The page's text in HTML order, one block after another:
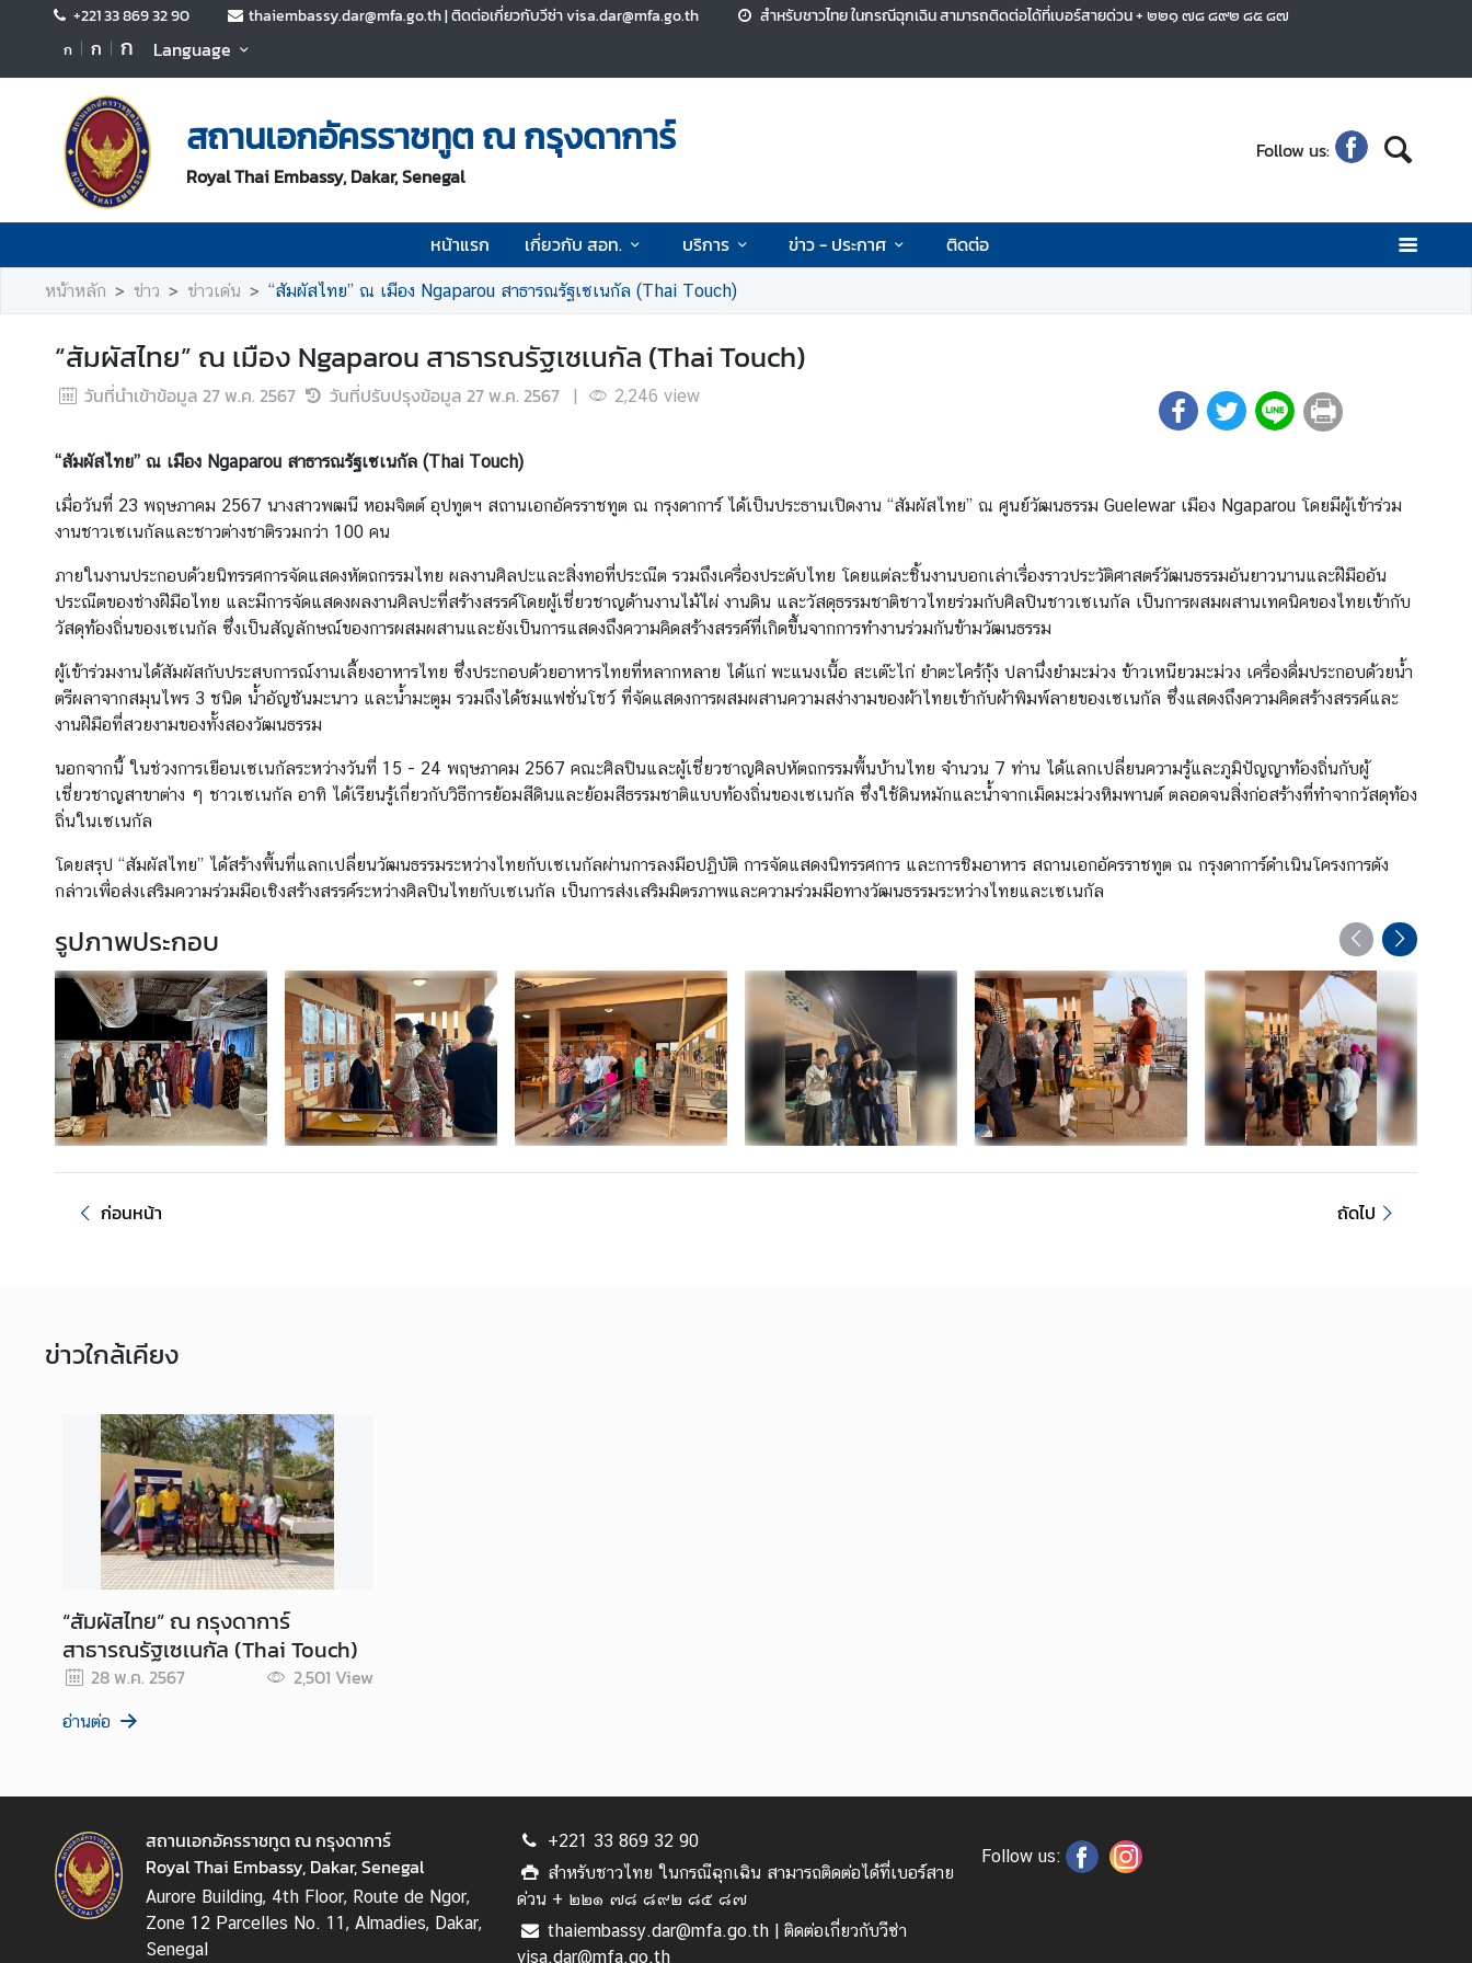
+221 33 869 32 90 thaiembassy.dar@mfa.go.th | ติดต่อเกี่ยวกับวีซ่า visa.dar@mfa.go.th สำหรับชาวไทย ในกรณีฉุกเฉิน สามารถติดต่อได้ที่เบอร์สายด่วน + ๒๒๑ ๗๘ ๘๙๒ ๘๕ ๘๗
ก ก ก Language
สถานเอกอัครราชทูต ณ กรุงดาการ์
Royal Thai Embassy, Dakar, Senegal
Follow us:
หน้าแรก เกี่ยวกับ สอท. บริการ ข่าว - ประกาศ ติดต่อ
ห
กี่
ย
กั
บ
ส
ท
ริ
ก
า
ร
ข่
า
ว
-
ร
ะ
า
ศ
ติ
ด
ต่
อ
หน้าหลัก ข่าว ข่าวเด่น “สัมผัสไทย” ณ เมือง Ngaparou สาธารณรัฐเซเนกัล (Thai Touch)
“สัมผัสไทย” ณ เมือง Ngaparou สาธารณรัฐเซเนกัล (Thai Touch)
วันที่นำเข้าข้อมูล 27 พ.ค. 2567 วันที่ปรับปรุงข้อมูล 27 พ.ค. 2567 | 2,246 view
“สัมผัสไทย” ณ เมือง Ngaparou สาธารณรัฐเซเนกัล (Thai Touch)
เมื่อวันที่ 23 พฤษภาคม 2567 นางสาวพฒนี หอมจิตต์ อุปทูตฯ สถานเอกอัครราชทูต ณ กรุงดาการ์ ได้เป็นประธานเปิดงาน “สัมผัสไทย” ณ ศูนย์วัฒนธรรม Guelewar เมือง Ngaparou โดยมีผู้เข้าร่วม
งานชาวเซเนกัลและชาวต่างชาติรวมกว่า 100 คน
ภายในงานประกอบด้วยนิทรรศการจัดแสดงหัตถกรรมไทย ผลงานศิลปะและสิ่งทอที่ประณีต รวมถึงเครื่องประดับไทย โดยแต่ละชิ้นงานบอกเล่าเรื่องราวประวัติศาสตร์วัฒนธรรมอันยาวนานและฝีมืออัน
ประณีตของช่างฝีมือไทย และมีการจัดแสดงผลงานศิลปะที่สร้างสรรค์โดยผู้เชี่ยวชาญด้านงานไม้ไผ่ งานดิน และวัสดุธรรมชาติชาวไทยร่วมกับศิลปินชาวเซเนกัล เป็นการผสมผสานเทคนิคของไทยเข้ากับ
วัสดุท้องถิ่นของเซเนกัล ซึ่งเป็นสัญลักษณ์ของการผสมผสานและยังเป็นการแสดงถึงความคิดสร้างสรรค์ที่เกิดขึ้นจากการทำงานร่วมกันข้ามวัฒนธรรม
ผู้เข้าร่วมงานได้สัมผัสกับประสบการณ์งานเลี้ยงอาหารไทย ซึ่งประกอบด้วยอาหารไทยที่หลากหลาย ได้แก่ พะแนงเนื้อ สะเต๊ะไก่ ยำตะไคร้กุ้ง ปลานึ่งยำมะม่วง ข้าวเหนียวมะม่วง เครื่องดื่มประกอบด้วยน้ำ
ตรีผลาจากสมุนไพร 3 ชนิด น้ำอัญชันมะนาว และน้ำมะตูม รวมถึงได้ชมแฟชั่นโชว์ ที่จัดแสดงการผสมผสานความสง่างามของผ้าไทยเข้ากับผ้าพิมพ์ลายของเซเนกัล ซึ่งแสดงถึงความคิดสร้างสรรค์และ
งานฝีมือที่สวยงามของทั้งสองวัฒนธรรม
นอกจากนี้ ในช่วงการเยือนเซเนกัลระหว่างวันที่ 15 - 24 พฤษภาคม 2567 คณะศิลปินและผู้เชี่ยวชาญศิลปหัตถกรรมพื้นบ้านไทย จำนวน 7 ท่าน ได้แลกเปลี่ยนความรู้และภูมิปัญญาท้องถิ่นกับผู้
เชี่ยวชาญสาขาต่าง ๆ ชาวเซเนกัล อาทิ ได้เรียนรู้เกี่ยวกับวิธีการย้อมสีดินและย้อมสีธรรมชาติแบบท้องถิ่นของเซเนกัล ซึ่งใช้ดินหมักและน้ำจากเม็ดมะม่วงหิมพานต์ ตลอดจนสิ่งก่อสร้างที่ทำจากวัสดุท้อง
ถิ่นในเซเนกัล
โดยสรุป “สัมผัสไทย” ได้สร้างพื้นที่แลกเปลี่ยนวัฒนธรรมระหว่างไทยกับเซเนกัลผ่านการลงมือปฏิบัติ การจัดแสดงนิทรรศการ และการชิมอาหาร สถานเอกอัครราชทูต ณ กรุงดาการ์ดำเนินโครงการดัง
กล่าวเพื่อส่งเสริมความร่วมมือเชิงสร้างสรรค์ระหว่างศิลปินไทยกับเซเนกัล เป็นการส่งเสริมมิตรภาพและความร่วมมือทางวัฒนธรรมระหว่างไทยและเซเนกัล
รูปภาพประกอบ
ก่อนหน้า ถัดไป
ข่าวใกล้เคียง
“สัมผัสไทย” ณ กรุงดาการ์
สาธารณรัฐเซเนกัล (Thai Touch)
28 พ.ค. 2567 2,501 View
อ่านต่อ
สถานเอกอัครราชทูต ณ กรุงดาการ์
Royal Thai Embassy, Dakar, Senegal
Aurore Building, 4th Floor, Route de Ngor,
Zone 12 Parcelles No. 11, Almadies, Dakar,
Senegal
+221 33 869 32 90
สำหรับชาวไทย ในกรณีฉุกเฉิน สามารถติดต่อได้ที่เบอร์สาย
ด่วน + ๒๒๑ ๗๘ ๘๙๒ ๘๕ ๘๗
thaiembassy.dar@mfa.go.th | ติดต่อเกี่ยวกับวีซ่า
visa.dar@mfa.go.th
Follow us: